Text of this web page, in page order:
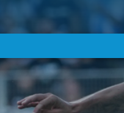
AKTUELLES